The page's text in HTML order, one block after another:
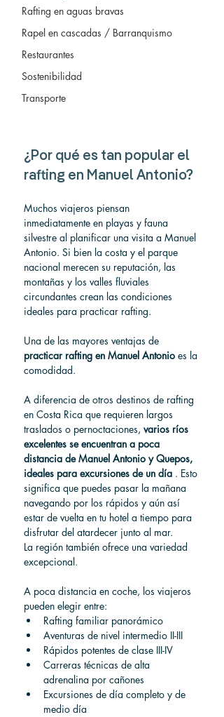
Rafting en aguas bravas
Rapel en cascadas / Barranquismo
Restaurantes
Sostenibilidad
Transporte
¿Por qué es tan popular el
rafting en Manuel Antonio?
Muchos viajeros piensan
inmediatamente en playas y fauna
silvestre al planificar una visita a Manuel
Antonio. Si bien la costa y el parque
nacional merecen su reputación, las
montañas y los valles fluviales
circundantes crean las condiciones
ideales para practicar rafting.
Una de las mayores ventajas de
practicar rafting en Manuel Antonio es la
comodidad.
A diferencia de otros destinos de rafting
en Costa Rica que requieren largos
traslados o pernoctaciones, varios ríos
excelentes se encuentran a poca
distancia de Manuel Antonio y Quepos,
ideales para excursiones de un día . Esto
significa que puedes pasar la mañana
navegando por los rápidos y aún así
estar de vuelta en tu hotel a tiempo para
disfrutar del atardecer junto al mar.
La región también ofrece una variedad
excepcional.
A poca distancia en coche, los viajeros
pueden elegir entre:
Rafting familiar panorámico
Aventuras de nivel intermedio II-III
Rápidos potentes de clase III-IV
Carreras técnicas de alta
adrenalina por cañones
Excursiones de día completo y de
medio día